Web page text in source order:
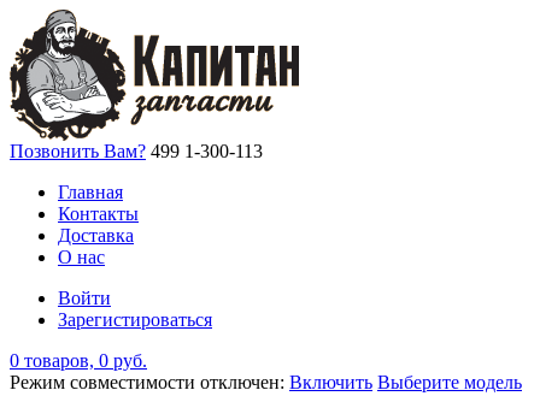
Позвонить Вам? 499 1-300-113
Главная
Контакты
Доставка
О нас
Войти
Зарегистироваться
0 товаров, 0 руб.
Режим совместимости отключен: Включить Выберите модель